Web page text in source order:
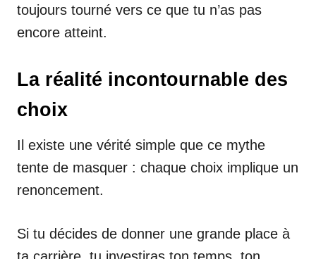
toujours tourné vers ce que tu n’as pas
encore atteint.
La réalité incontournable des
choix
Il existe une vérité simple que ce mythe
tente de masquer : chaque choix implique un
renoncement.
Si tu décides de donner une grande place à